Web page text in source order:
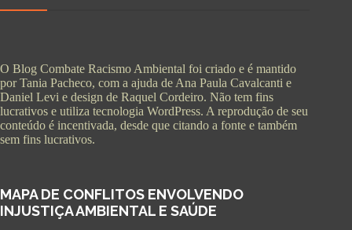
O Blog Combate Racismo Ambiental foi criado e é mantido
por Tania Pacheco, com a ajuda de Ana Paula Cavalcanti e
Daniel Levi e design de Raquel Cordeiro. Não tem fins
lucrativos e utiliza tecnologia WordPress. A reprodução de seu
conteúdo é incentivada, desde que citando a fonte e também
sem fins lucrativos.
MAPA DE CONFLITOS ENVOLVENDO
INJUSTIÇA AMBIENTAL E SAÚDE